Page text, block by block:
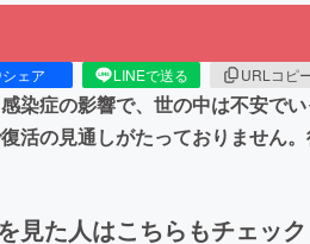
シェア LINEで送る URLコピ
染症の影響で、世の中は不安で
活の見通しがたっておりません
見た人はこちらもチェッ